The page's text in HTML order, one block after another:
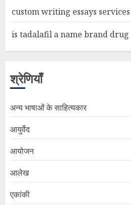
custom writing essays services
is tadalafil a name brand drug
श्रेणियाँ
अन्य भाषाओं के साहित्यकार
आयुर्वेद
आयोजन
आलेख
एकांकी